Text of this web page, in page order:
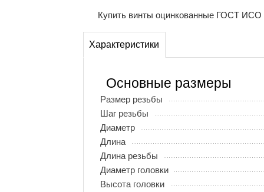
Купить винты оцинкованные ГОСТ ИСО
Характеристики
Основные размеры
Размер резьбы
Шаг резьбы
Диаметр
Длина
Длина резьбы
Диаметр головки
Высота головки